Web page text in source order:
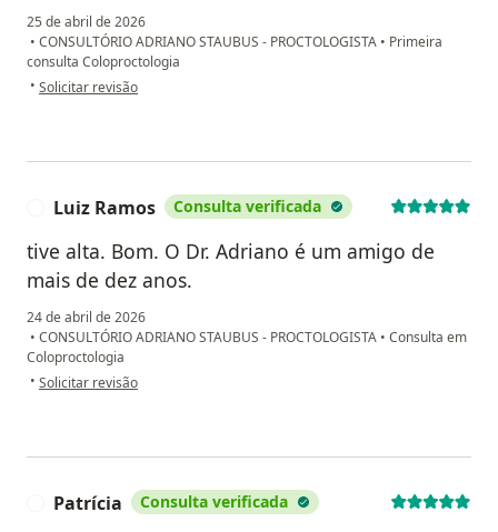
25 de abril de 2026
• CONSULTÓRIO ADRIANO STAUBUS - PROCTOLOGISTA • Primeira
consulta Coloproctologia
• na opinião do utilizador Marlon
Solicitar revisão
Luiz Ramos Consulta verificada
tive alta. Bom. O Dr. Adriano é um amigo de
mais de dez anos.
24 de abril de 2026
• CONSULTÓRIO ADRIANO STAUBUS - PROCTOLOGISTA • Consulta em
Coloproctologia
• na opinião do utilizador Luiz Ramos
Solicitar revisão
Patrícia Consulta verificada